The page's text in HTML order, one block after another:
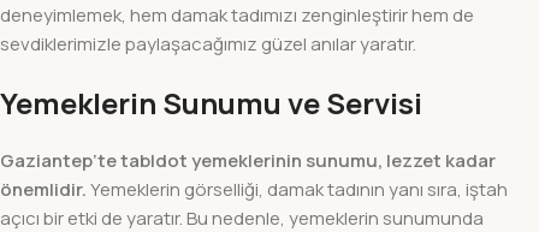
deneyimlemek, hem damak tadımızı zenginleştirir hem de
sevdiklerimizle paylaşacağımız güzel anılar yaratır.
Yemeklerin Sunumu ve Servisi
Gaziantep’te tabldot yemeklerinin sunumu, lezzet kadar
önemlidir.Yemeklerin görselliği, damak tadının yanı sıra, iştah
açıcı bir etki de yaratır. Bu nedenle, yemeklerin sunumunda